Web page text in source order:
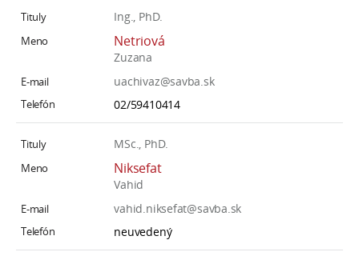
Ing., PhD.
Netriová
Zuzana
uachivaz@savba.sk
02/59410414
MSc., PhD.
Niksefat
Vahid
vahid.niksefat@savba.sk
neuvedený